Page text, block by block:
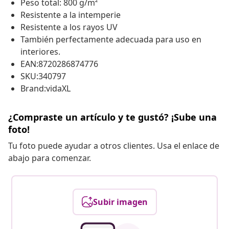
Peso total: 800 g/m²
Resistente a la intemperie
Resistente a los rayos UV
También perfectamente adecuada para uso en
interiores.
EAN:8720286874776
SKU:340797
Brand:vidaXL
¿Compraste un artículo y te gustó? ¡Sube una
foto!
Tu foto puede ayudar a otros clientes. Usa el enlace de
abajo para comenzar.
Subir imagen